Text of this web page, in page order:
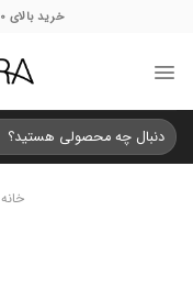
خرید بالای 10 میلیون = گیفت و ارسال رایگان
جستجو
برای:
خانه